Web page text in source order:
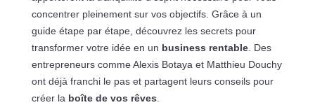
concentrer pleinement sur vos objectifs. Grâce à un
guide étape par étape, découvrez les secrets pour
transformer votre idée en un business rentable. Des
entrepreneurs comme Alexis Botaya et Matthieu Douchy
ont déjà franchi le pas et partagent leurs conseils pour
créer la boîte de vos rêves